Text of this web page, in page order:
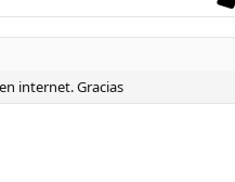
internet. Gracias